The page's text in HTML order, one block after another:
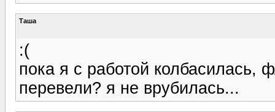
Таша
:(
пока я с работой
перевели? я не врубилась...